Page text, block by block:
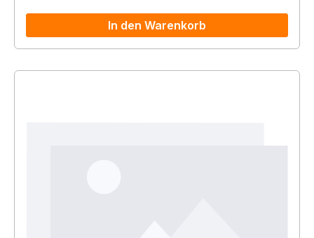
In den Warenkorb